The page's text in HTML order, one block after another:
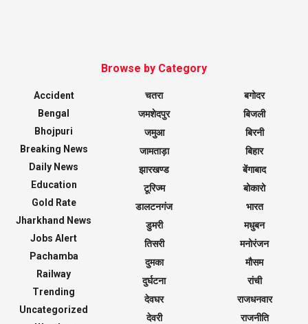
Browse by Category
Accident
Bengal
Bhojpuri
Breaking News
Daily News
Education
Gold Rate
Jharkhand News
Jobs Alert
Pachamba
Railway
Trending
Uncategorized
चतरा
जमशेदपुर
जमुआ
जामताड़ा
झारखण्ड
टूरिज्म
डालटनगंज
डुमरी
तिसरी
दुमका
दुर्घटना
देवघर
देवरी
बगोदर
बिजली
बिरनी
बिहार
बेंगाबाद
बोकारो
भारत
मधुबन
मनोरंजन
मौसम
रांची
राजधनवार
राजनीति